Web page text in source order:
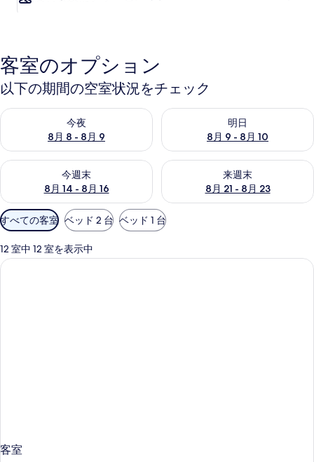
客室のオプション
以下の期間の空室状況をチェック
今夜
8月 8 - 8月 9
今夜 8月 8 - 8月 9 の空室状況をチェック
明日
8月 9 - 8月 10
明日 8月 9 - 8月 10 の空室状
今週末
8月 14 - 8月 16
今週末 8月 14 - 8月 16 の空室状況をチェック
来週末
8月 21 - 8月 23
来週末 8月 21 - 8月 23 の空室
利
用
可
能
すべての客室 ベッド 2 台 ベッド 1 台
12 室中 12 室を表示中
客室